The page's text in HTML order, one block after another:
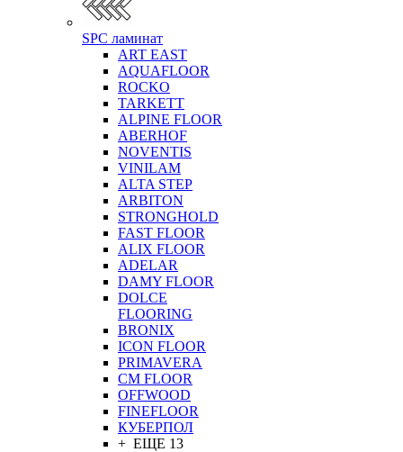
SPC ламинат
ART EAST
AQUAFLOOR
ROCKO
TARKETT
ALPINE FLOOR
ABERHOF
NOVENTIS
VINILAM
ALTA STEP
ARBITON
STRONGHOLD
FAST FLOOR
ALIX FLOOR
ADELAR
DAMY FLOOR
DOLCE
FLOORING
BRONIX
ICON FLOOR
PRIMAVERA
CM FLOOR
OFFWOOD
FINEFLOOR
КУБЕРПОЛ
+ ЕЩЕ 13